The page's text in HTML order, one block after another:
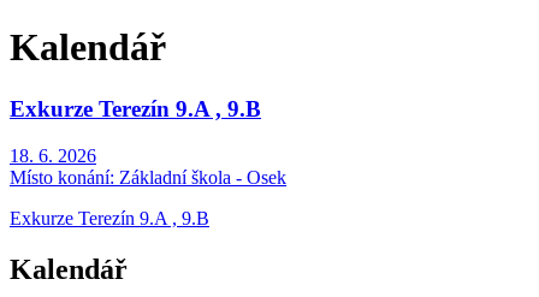
Kalendář
Exkurze Terezín 9.A , 9.B
18. 6. 2026
Místo konání: Základní škola - Osek
Exkurze Terezín 9.A , 9.B
Kalendář